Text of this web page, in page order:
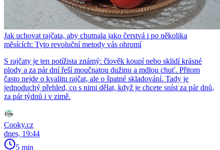
Jak uchovat rajčata, aby chutnala jako čerstvá i po několika
měsících: Tyto revoluční metody vás ohromí
S rajčaty je ten potížista známý: člověk koupí nebo sklidí krásné
plody a za pár dní řeší moučnatou dužinu a mdlou chuť. Přitom
často nejde o kvalitu rajčat, ale o špatné skladování. Tady je
jednoduchý přehled, co s nimi dělat, když je chcete sníst za pár dnů,
za pár týdnů i v zimě.
Cooky.cz
dnes, 19:44
5 min